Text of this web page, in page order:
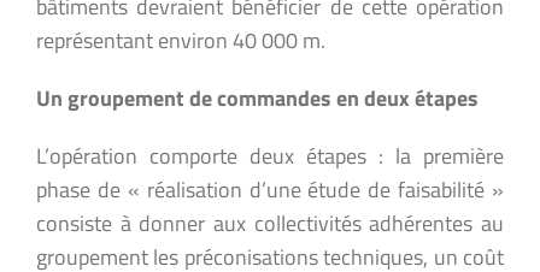
représentant environ 40 000 m.
Un groupement de commandes en deux étapes
L’opération comporte deux étapes : la première
phase de « réalisation d’une étude de faisabilité »
consiste à donner aux collectivités adhérentes au
groupement les préconisations techniques, un coût